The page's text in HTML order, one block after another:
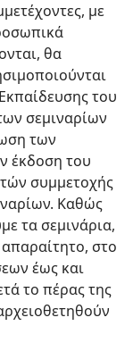
με
θα
του
σεμιναρίων
των
έκδοση του
συμμετοχής
Καθώς
τα σεμινάρια,
στο
έως και
το πέρας της